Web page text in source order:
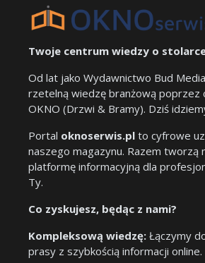
Twoje centrum wiedzy o
Od lat jako Wydawnictwo Bud
rzetelną wiedzę branżową poprzez
OKNO (Drzwi & Bramy). Dziś
Portal oknoserwis.pl to cyfrowe
naszego magazynu. Razem tworzą
platformę informacyjną dla
Ty.
Co zyskujesz, będąc z nami?
Kompleksową wiedzę: Łączymy
prasy z szybkością informacji online.